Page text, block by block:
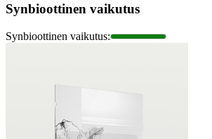
Synbioottinen vaikutus
Synbioottinen vaikutus: